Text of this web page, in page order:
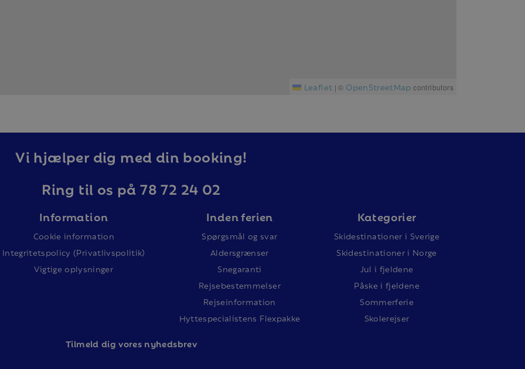
Leaflet | © OpenStreetMap contributors
Vi hjælper dig med din booking!
Ring til os på 78 72 24 02
Information
Cookie information
Integritetspolicy (Privatlivspolitik)
Vigtige oplysninger
Inden ferien
Spørgsmål og svar
Aldersgrænser
Snegaranti
Rejsebestemmelser
Rejseinformation
Hyttespecialistens Flexpakke
Kategorier
Skidestinationer i Sverige
Skidestinationer i Norge
Jul i fjeldene
Påske i fjeldene
Sommerferie
Skolerejser
Tilmeld dig vores nyhedsbrev